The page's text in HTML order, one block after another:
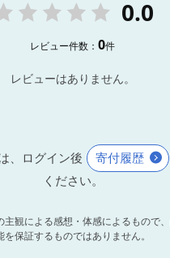
0.0
レビュー件数：0件
レビューはありません。
、ログイン後 寄付履歴
ください。
観による感想・体感によるもので
を保証するものではありません。